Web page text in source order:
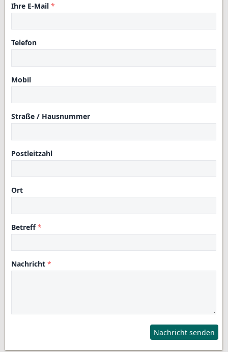
Ihre E-Mail
Telefon
Mobil
Straße / Hausnummer
Postleitzahl
Ort
Betreff
Nachricht
Nachricht senden